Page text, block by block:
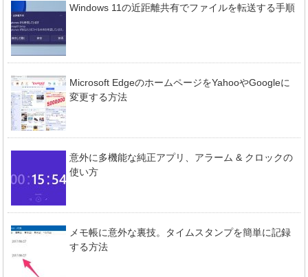
Windows 11の近距離共有でファイルを転送する手順
Microsoft EdgeのホームページをYahooやGoogleに
変更する方法
意外に多機能な純正アプリ、アラーム & クロックの
使い方
メモ帳に意外な裏技。タイムスタンプを簡単に記録
する方法